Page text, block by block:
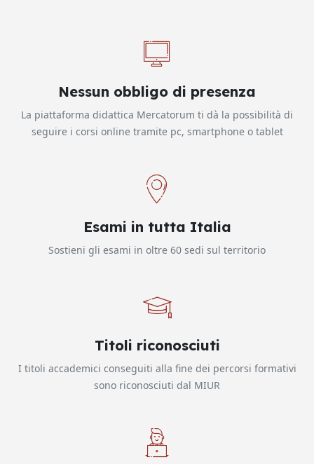
Nessun obbligo di presenza
La piattaforma didattica Mercatorum ti dà la possibilità di
seguire i corsi online tramite pc, smartphone o tablet
Esami in tutta Italia
Sostieni gli esami in oltre 60 sedi sul territorio
Titoli riconosciuti
I titoli accademici conseguiti alla fine dei percorsi formativi
sono riconosciuti dal MIUR